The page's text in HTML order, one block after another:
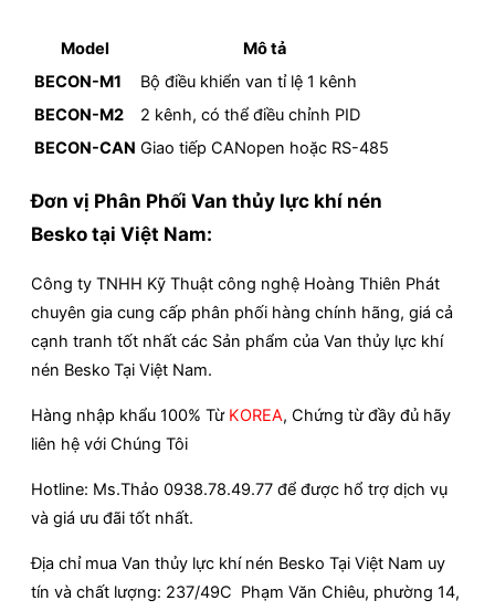
Model
Mô tả
BECON-M1
Bộ điều khiển van tỉ lệ 1 kênh
BECON-M2
2 kênh, có thể điều chỉnh PID
BECON-CAN Giao tiếp CANopen hoặc RS-485
Đơn vị Phân Phối Van thủy lực khí nén
Besko tại Việt Nam:
Công ty TNHH Kỹ Thuật công nghệ Hoàng Thiên Phát
chuyên gia cung cấp phân phối hàng chính hãng, giá cả
cạnh tranh tốt nhất các Sản phẩm của Van thủy lực khí
nén Besko Tại Việt Nam.
Hàng nhập khẩu 100% Từ KOREA, Chứng từ đầy đủ hãy
liên hệ với Chúng Tôi
Hotline: Ms.Thảo 0938.78.49.77 để được hổ trợ dịch vụ
và giá ưu đãi tốt nhất.
Địa chỉ mua Van thủy lực khí nén Besko Tại Việt Nam uy
tín và chất lượng: 237/49C Phạm Văn Chiêu, phường 14,